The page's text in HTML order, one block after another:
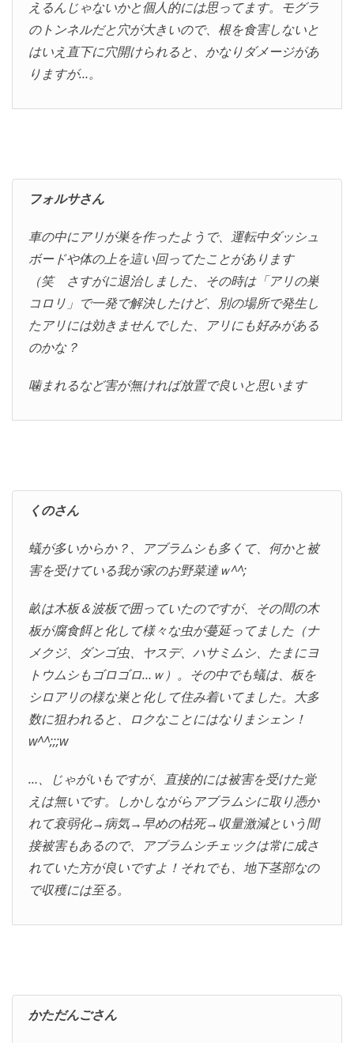
えるんじゃないかと個人的には思ってます。モグラ
のトンネルだと穴が大きいので、根を食害しないと
はいえ直下に穴開けられると、かなりダメージがあ
りますが…。
フォルサさん
車の中にアリが巣を作ったようで、運転中ダッシュ
ボードや体の上を這い回ってたことがあります
（笑 さすがに退治しました、その時は「アリの巣
コロリ」で一発で解決したけど、別の場所で発生し
たアリには効きませんでした、アリにも好みがある
のかな？
噛まれるなど害が無ければ放置で良いと思います
くのさん
蟻が多いからか？、アブラムシも多くて、何かと被
害を受けている我が家のお野菜達ｗ^^;
畝は木板＆波板で囲っていたのですが、その間の木
板が腐食餌と化して様々な虫が蔓延ってました（ナ
メクジ、ダンゴ虫、ヤスデ、ハサミムシ、たまにヨ
トウムシもゴロゴロ…ｗ）。その中でも蟻は、板を
シロアリの様な巣と化して住み着いてました。大多
数に狙われると、ロクなことにはなりまシェン！
w^^;;;w
…、じゃがいもですが、直接的には被害を受けた覚
えは無いです。しかしながらアブラムシに取り憑か
れて衰弱化→病気→早めの枯死→収量激減という間
接被害もあるので、アブラムシチェックは常に成さ
れていた方が良いですよ！それでも、地下茎部なの
で収穫には至る。
かただんごさん